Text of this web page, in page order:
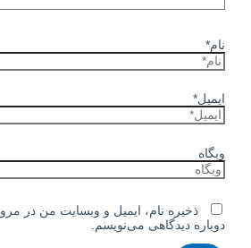
نام*
ایمیل*
وبگاه
ذخیره نام، ایمیل و وبسایت من در
دوباره دیدگاهی می‌نویسم.